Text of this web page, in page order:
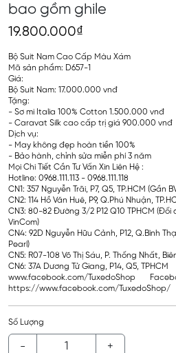
bao gồm ghile
19.800.000₫
Bộ Suit Nam Cao Cấp Màu Xám
Mã sản phẩm: D657-1
Giá:
Bộ Suit Nam: 17.000.000 vnđ
Tặng:
- Sơ mi Italia 100% Cotton 1.500.000 vnđ
- Caravat Silk cao cấp trị giá 900.000 vnđ
Dịch vụ:
- May không đẹp hoàn tiền 100%
- Bảo hành, chỉnh sửa miễn phí 3 năm
Mọi Chi Tiết Cần Tư Vấn Xin Liên Hệ :
Hotline: 0968.111.113 - 0968.111.118
CN1: 357 Nguyễn Trãi, P7, Q5, TP.HCM (Gần
CN2: 114 Hồ Văn Huê, P9, Q.Phú Nhuận,
CN3: 80-82 Đường 3/2 P12 Q10 TPHCM
VinCom)
CN4: 92D Nguyễn Hữu Cảnh, P12, Q.Bình
Pearl)
CN5: R07-108 Võ Thị Sáu, P. Thống Nhất,
CN6: 37A Dương Tử Giang, P14, Q5, TPHCM
www.facebook.com/TuxedoShop
https://www.facebook.com/TuxedoShop/
Số Lượng
- +